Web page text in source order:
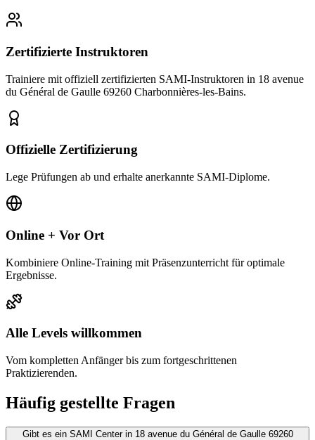
Zertifizierte Instruktoren
Trainiere mit offiziell zertifizierten SAMI-Instruktoren in 18 avenue
du Général de Gaulle 69260 Charbonnières-les-Bains.
Offizielle Zertifizierung
Lege Prüfungen ab und erhalte anerkannte SAMI-Diplome.
Online + Vor Ort
Kombiniere Online-Training mit Präsenzunterricht für optimale
Ergebnisse.
Alle Levels willkommen
Vom kompletten Anfänger bis zum fortgeschrittenen
Praktizierenden.
Häufig gestellte Fragen
Gibt es ein SAMI Center in 18 avenue du Général de Gaulle 69260